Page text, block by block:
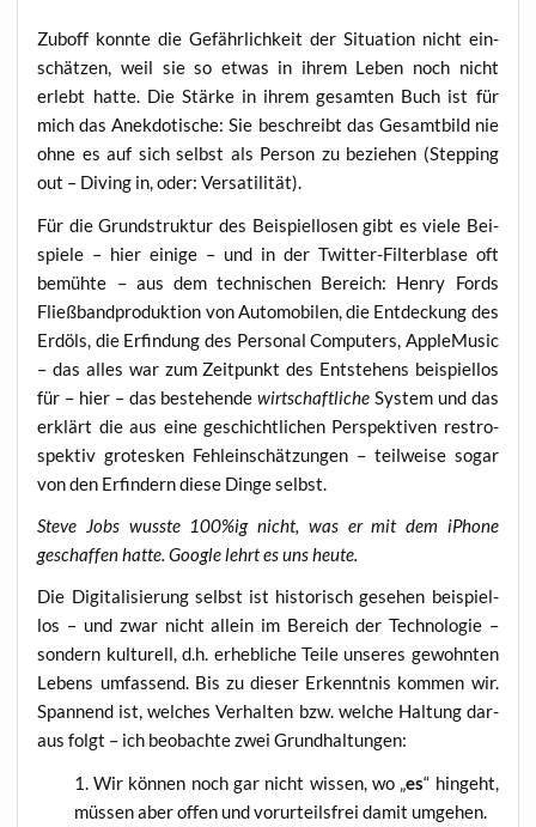
Zuboff konn­te die Gefähr­lich­keit der Situa­ti­on nicht ein­
schät­zen, weil sie so etwas in ihrem Leben noch nicht
erlebt hat­te. Die Stär­ke in ihrem gesam­ten Buch ist für
mich das Anek­do­ti­sche: Sie beschreibt das Gesamt­bild nie
ohne es auf sich selbst als Per­son zu bezie­hen (Step­ping
out – Diving in, oder: Versatilität).
Für die Grund­struk­tur des Bei­spiel­lo­sen gibt es vie­le Bei­
spie­le – hier eini­ge – und in der Twit­ter-Fil­ter­bla­se oft
bemüh­te – aus dem tech­ni­schen Bereich: Hen­ry Fords
Fließ­band­pro­duk­ti­on von Auto­mo­bi­len, die Ent­de­ckung des
Erd­öls, die Erfin­dung des Per­so­nal Com­pu­ters, Apple­Mu­sic
– das alles war zum Zeit­punkt des Ent­ste­hens bei­spiel­los
für – hier – das bestehen­dewirt­schaft­li­che Sys­tem und das
erklärt die aus eine geschicht­li­chen Per­spek­ti­ven res­tro­
spek­tiv gro­tes­ken Fehl­ein­schät­zun­gen – teil­wei­se sogar
von den Erfin­dern die­se Din­ge selbst.
Ste­ve Jobs wuss­te 100%ig nicht, was er mit dem iPho­ne
geschaf­fen hat­te. Goog­le lehrt es uns heute.
Die Digi­ta­li­sie­rung selbst ist his­to­risch gese­hen bei­spiel­
los – und zwar nicht allein im Bereich der Tech­no­lo­gie –
son­dern kul­tu­rell, d.h. erheb­li­che Tei­le unse­res gewohn­ten
Lebens umfas­send. Bis zu die­ser Erkennt­nis kom­men wir.
Span­nend ist, wel­ches Ver­hal­ten bzw. wel­che Hal­tung dar­
aus folgt – ich beob­ach­te zwei Grundhaltungen:
Wir kön­nen noch gar nicht wis­sen, wo „es“ hin­geht,
müs­sen aber offen und vor­ur­teils­frei damit umgehen.